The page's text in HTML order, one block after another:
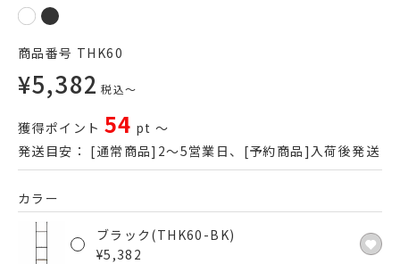
商品番号 THK60
¥5,382 税込〜
獲得ポイント 54 pt 〜
発送目安： [通常商品]2～5営業日、[予約商品]入荷後発送
カラー
ブラック(THK60-BK)
¥5,382